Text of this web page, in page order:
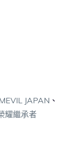
JAPAN 、
耀繼承者